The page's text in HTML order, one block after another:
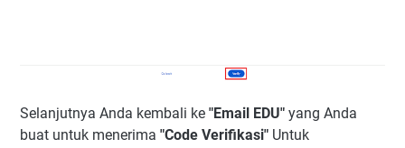
Selanjutnya Anda kembali ke "Email EDU" yang Anda
buat untuk menerima "Code Verifikasi" Untuk